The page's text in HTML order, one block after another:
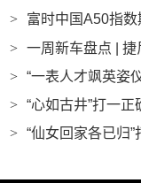
>
富时中国A50指
>
一周新车盘点 | 捷尼赛思发布X
>
“一表人才飒英姿
>
“心如古井”打一正
>
“仙女回家各已归”